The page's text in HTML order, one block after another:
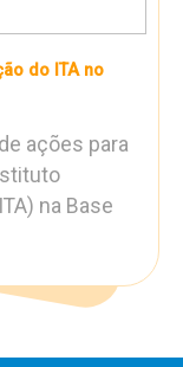
do ITA no
ações para
na Base